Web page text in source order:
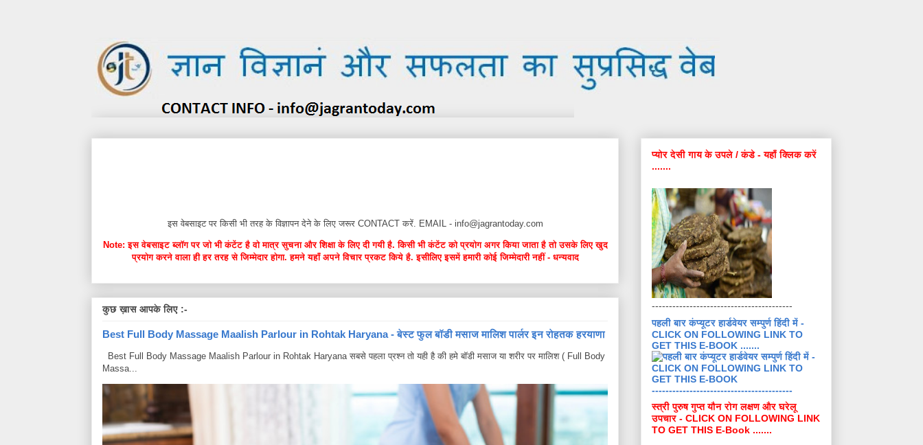
इस वेबसाइट पर किसी भी तरह के विज्ञापन देने के लिए जरूर CONTACT करें. EMAIL - info@jagrantoday.com
Note: इस वेबसाइट ब्लॉग पर जो भी कंटेंट है वो मात्र सुचना और शिक्षा के लिए दी गयी है. किसी भी कंटेंट को प्रयोग अगर किया जाता है तो उसके लिए खुद
प्रयोग करने वाला ही हर तरह से जिम्मेदार होगा. हमने यहाँ अपने विचार प्रकट किये है. इसीलिए इसमें हमारी कोई जिम्मेदारी नहीं - धन्यवाद
कुछ ख़ास आपके लिए :-
Best Full Body Massage Maalish Parlour in Rohtak Haryana - बेस्ट फुल बॉडी मसाज मालिश पार्लर इन रोहतक हरयाणा
Best Full Body Massage Maalish Parlour in Rohtak Haryana सबसे पहला प्रश्न तो यही है की हमे बॉडी मसाज या शरीर पर मालिश ( Full Body
Massa...
प्योर देसी गाय के उपले / कंडे - यहाँ क्लिक करें
.......
-----------------------------------------
पहली बार कंप्यूटर हार्डवेयर सम्पुर्ण हिंदी में -
CLICK ON FOLLOWING LINK TO
GET THIS E-BOOK .......
-----------------------------------------
स्त्री पुरुष गुप्त यौन रोग लक्षण और घरेलू
उपचार - CLICK ON FOLLOWING LINK
TO GET THIS E-Book .......